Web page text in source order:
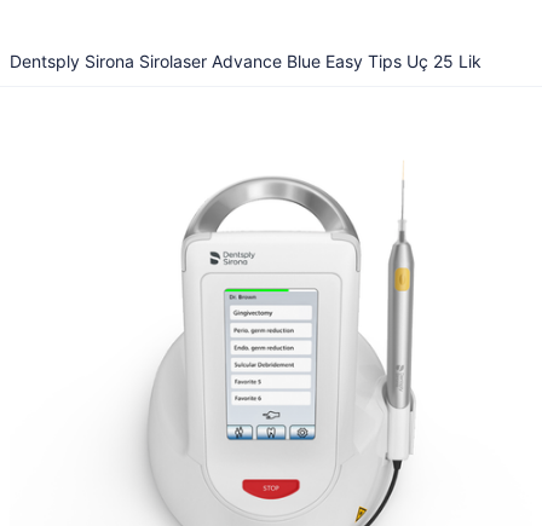
Dentsply Sirona Sirolaser Advance Blue Easy Tips Uç 25 Lik